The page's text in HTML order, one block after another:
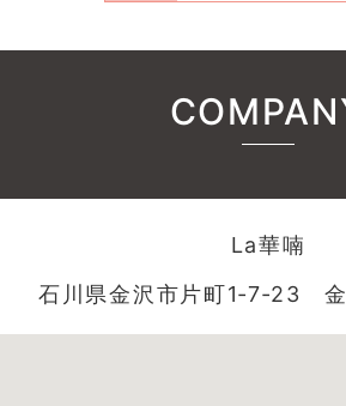
La華喃
石川県金沢市片町1‐7‐23